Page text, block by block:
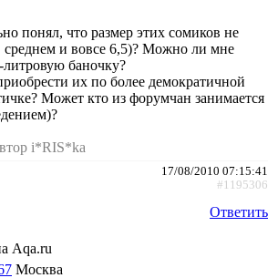
понял, что размер этих сомиков не
среднем и вовсе 6,5)? Можно ли мне
баночку?
их по более демократичной
Может кто из форумчан занимается
i*RIS*ka
17/08/2010 07:15:41
#1195306
Ответить
Aqa.ru
Москва